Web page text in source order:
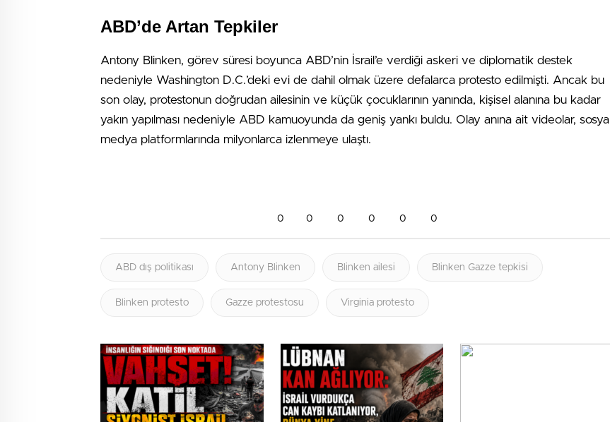
ABD’de Artan Tepkiler
Antony Blinken, görev süresi boyunca ABD’nin İsrail’e verdiği askeri ve diplomatik destek
nedeniyle Washington D.C.’deki evi de dahil olmak üzere defalarca protesto edilmişti. Ancak bu
son olay, protestonun doğrudan ailesinin ve küçük çocuklarının yanında, kişisel alanına bu kadar
yakın yapılması nedeniyle ABD kamuoyunda da geniş yankı buldu. Olay anına ait videolar, sosyal
medya platformlarında milyonlarca izlenmeye ulaştı.
0 0 0 0 0 0
ABD dış politikası Antony Blinken Blinken ailesi Blinken Gazze tepkisi
Blinken protesto Gazze protestosu Virginia protesto